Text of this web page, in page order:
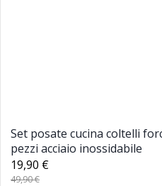
Set posate cucina coltelli
pezzi acciaio inossidabile
19,90 €
49,90 €